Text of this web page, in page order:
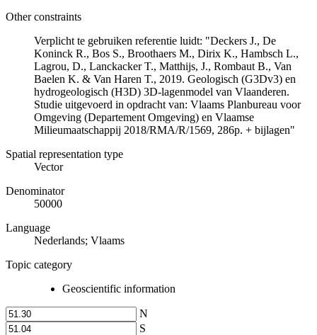
Other constraints
Verplicht te gebruiken referentie luidt: "Deckers J., De
Koninck R., Bos S., Broothaers M., Dirix K., Hambsch L.,
Lagrou, D., Lanckacker T., Matthijs, J., Rombaut B., Van
Baelen K. & Van Haren T., 2019. Geologisch (G3Dv3) en
hydrogeologisch (H3D) 3D-lagenmodel van Vlaanderen.
Studie uitgevoerd in opdracht van: Vlaams Planbureau voor
Omgeving (Departement Omgeving) en Vlaamse
Milieumaatschappij 2018/RMA/R/1569, 286p. + bijlagen"
Spatial representation type
Vector
Denominator
50000
Language
Nederlands; Vlaams
Topic category
Geoscientific information
N
S